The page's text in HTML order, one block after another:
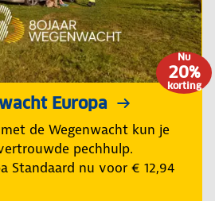
Nu
20%
korting
Europa
de Wegenwacht kun je
pechhulp.
Standaard nu voor € 12,94